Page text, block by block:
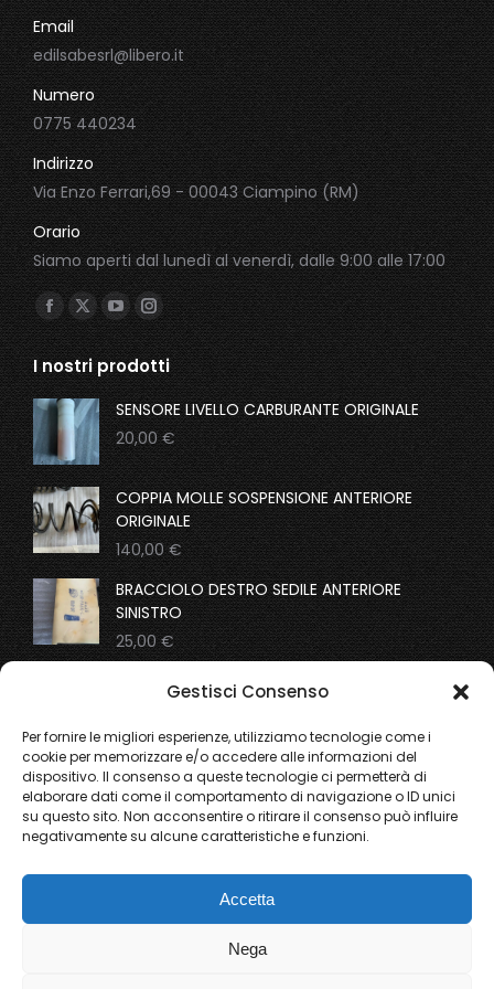
Gestisci Consenso
Per fornire le migliori esperienze, utilizziamo tecnologie come i
cookie per memorizzare e/o accedere alle informazioni del
dispositivo. Il consenso a queste tecnologie ci permetterà di
elaborare dati come il comportamento di navigazione o ID unici
su questo sito. Non acconsentire o ritirare il consenso può influire
negativamente su alcune caratteristiche e funzioni.
Accetta
Nega
Email
edilsabesrl@libero.it
Numero
0775 440234
Indirizzo
Via Enzo Ferrari,69 - 00043 Ciampino (RM)
Orario
Siamo aperti dal lunedì al venerdì, dalle 9:00 alle 17:00
Ci puoi trovare su:
Facebook
page
opens
in
new
window
X
page
opens
in
new
window
YouTube
page
opens
in
new
window
Instagram
page
opens
in
new
window
I nostri prodotti
SENSORE LIVELLO CARBURANTE ORIGINALE
20,00€
COPPIA MOLLE SOSPENSIONE ANTERIORE
ORIGINALE
140,00€
BRACCIOLO DESTRO SEDILE ANTERIORE
SINISTRO
25,00€
COPPIA MOLLE SOSPENSIONI ANTERIORI
ORIGINALI
195,00€
From the gallery